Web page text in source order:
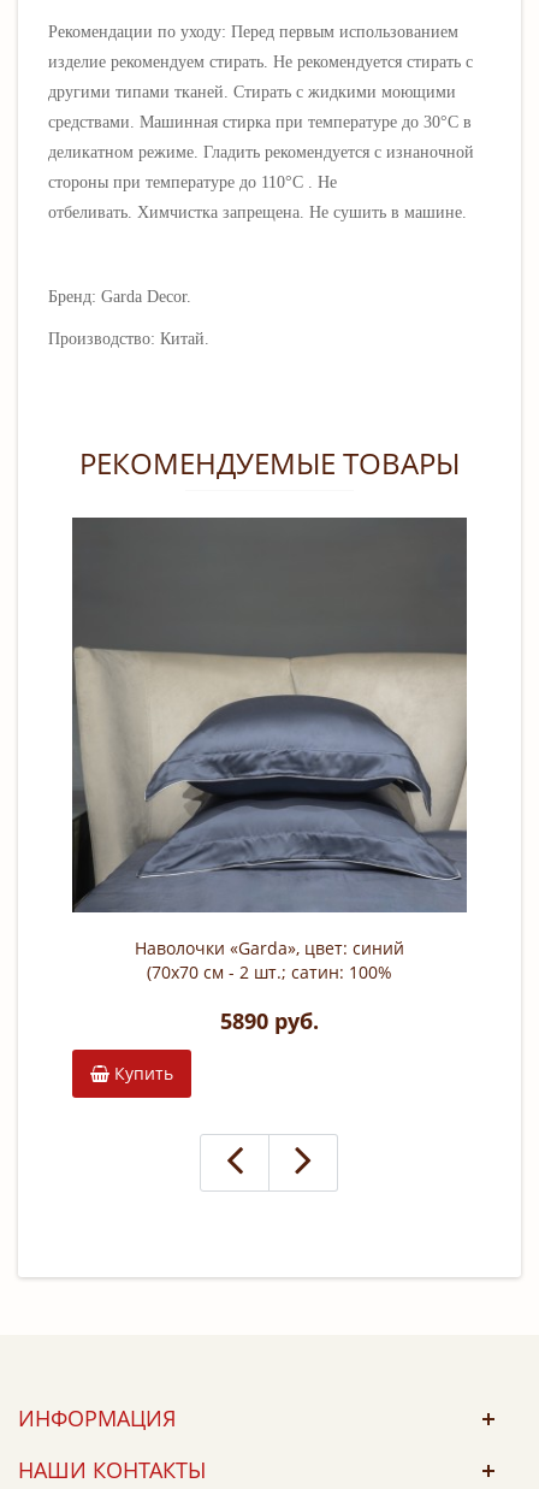
Рекомендации по уходу: Перед первым использованием
изделие рекомендуем стирать. Не рекомендуется стирать с
другими типами тканей. Стирать с жидкими моющими
средствами. Машинная стирка при температуре до 30°C в
деликатном режиме. Гладить рекомендуется с изнаночной
стороны при температуре до 110°C . Не
отбеливать. Химчистка запрещена. Не сушить в машине.
Бренд: Garda Decor.
Производство: Китай.
РЕКОМЕНДУЕМЫЕ ТОВАРЫ
Наволочки «Garda», цвет: синий
(70х70 см - 2 шт.; сатин: 100%
5890 руб.
Купить
ИНФОРМАЦИЯ
НАШИ КОНТАКТЫ